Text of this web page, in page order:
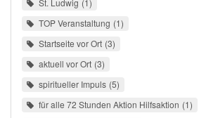
St. Ludwig 1
TOP Veranstaltung 1
Startseite vor Ort 3
aktuell vor Ort 3
spiritueller Impuls 5
für alle 72 Stunden Aktion Hilfsaktion 1